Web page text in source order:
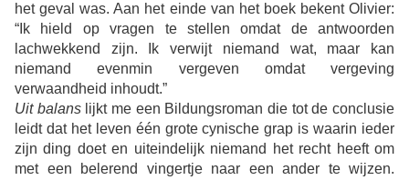
het geval was. Aan het einde van het boek bekent Olivier:
“Ik hield op vragen te stellen omdat de antwoorden
lachwekkend zijn. Ik verwijt niemand wat, maar kan
niemand evenmin vergeven omdat vergeving
verwaandheid inhoudt.”
Uit balans lijkt me een Bildungsroman die tot de conclusie
leidt dat het leven één grote cynische grap is waarin ieder
zijn ding doet en uiteindelijk niemand het recht heeft om
met een belerend vingertje naar een ander te wijzen.